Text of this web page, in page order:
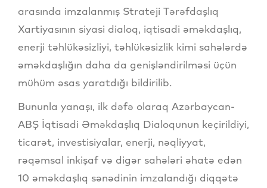
arasında imzalanmış Strateji Tərəfdaşlıq
Xartiyasının siyasi dialoq, iqtisadi əməkdaşlıq,
enerji təhlükəsizliyi, təhlükəsizlik kimi sahələrdə
əməkdaşlığın daha da genişləndirilməsi üçün
mühüm əsas yaratdığı bildirilib.
Bununla yanaşı, ilk dəfə olaraq Azərbaycan-
ABŞ İqtisadi Əməkdaşlıq Dialoqunun keçirildiyi,
ticarət, investisiyalar, enerji, nəqliyyat,
rəqəmsal inkişaf və digər sahələri əhatə edən
10 əməkdaşlıq sənədinin imzalandığı diqqətə